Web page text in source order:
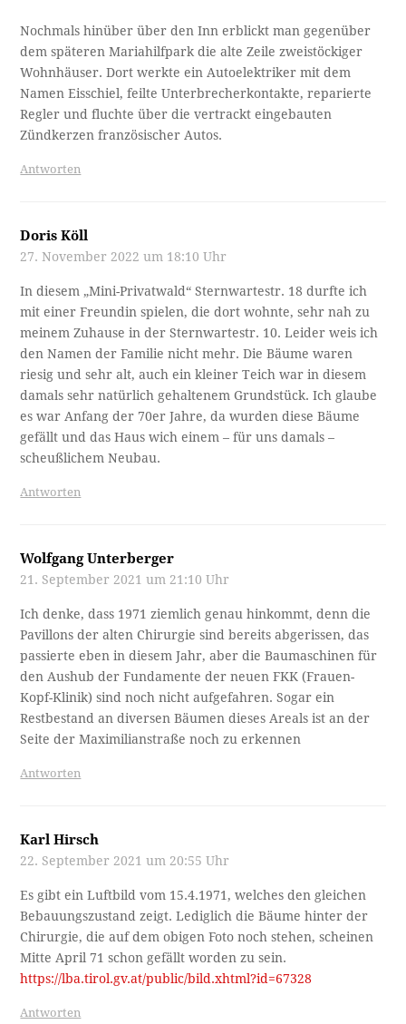
Nochmals hinüber über den Inn erblickt man gegenüber
dem späteren Mariahilfpark die alte Zeile zweistöckiger
Wohnhäuser. Dort werkte ein Autoelektriker mit dem
Namen Eisschiel, feilte Unterbrecherkontakte, reparierte
Regler und fluchte über die vertrackt eingebauten
Zündkerzen französischer Autos.
Antworten
Doris Köll
27. November 2022 um 18:10 Uhr
In diesem „Mini-Privatwald“ Sternwartestr. 18 durfte ich
mit einer Freundin spielen, die dort wohnte, sehr nah zu
meinem Zuhause in der Sternwartestr. 10. Leider weis ich
den Namen der Familie nicht mehr. Die Bäume waren
riesig und sehr alt, auch ein kleiner Teich war in diesem
damals sehr natürlich gehaltenem Grundstück. Ich glaube
es war Anfang der 70er Jahre, da wurden diese Bäume
gefällt und das Haus wich einem – für uns damals –
scheußlichem Neubau.
Antworten
Wolfgang Unterberger
21. September 2021 um 21:10 Uhr
Ich denke, dass 1971 ziemlich genau hinkommt, denn die
Pavillons der alten Chirurgie sind bereits abgerissen, das
passierte eben in diesem Jahr, aber die Baumaschinen für
den Aushub der Fundamente der neuen FKK (Frauen-
Kopf-Klinik) sind noch nicht aufgefahren. Sogar ein
Restbestand an diversen Bäumen dieses Areals ist an der
Seite der Maximilianstraße noch zu erkennen
Antworten
Karl Hirsch
22. September 2021 um 20:55 Uhr
Es gibt ein Luftbild vom 15.4.1971, welches den gleichen
Bebauungszustand zeigt. Lediglich die Bäume hinter der
Chirurgie, die auf dem obigen Foto noch stehen, scheinen
Mitte April 71 schon gefällt worden zu sein.
https://lba.tirol.gv.at/public/bild.xhtml?id=67328
Antworten